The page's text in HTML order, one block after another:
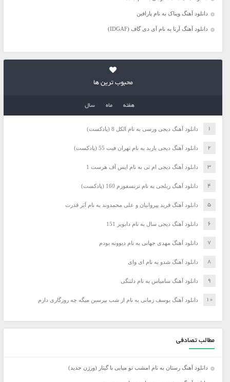
دانلود آهنگ ویناک به نام پارافین
دانلود آهنگ آرتا به نام آی دی گاف (IDGAF)
محبوب ترین ها
هفته ماه سال
دانلود آهنگ دیجی ورسی به نام الکل 8 (پادکست)
دانلود آهنگ دیجی باربد به نام تهران فیت 55 (پادکست)
دانلود آهنگ دیجی ام تی به نام ایس آف هرست 1
دانلود آهنگ ریلجی به نام ترنسفورم 160 (پادکست)
دانلود آهنگ فرید پیروانیان و علی محمدوند به نام اَبَر قدرت
دانلود آهنگ دیجی سال به نام دابویز 151
دانلود آهنگ مهدی جهانی به نام دیوونه بودم
دانلود آهنگ شدو به نام ای وای
دانلود آهنگ سامیاس به نام دلتنگی
دانلود آهنگ یوسف زمانی به نام از شب بپرسین میگه چه روزگاری دارم
مطالب تصادفی
دانلود آهنگ رستان به نام امشب تو میایی با گیتار (ورژن جدید)